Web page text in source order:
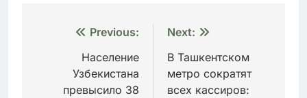
Навигация
записям
Previous:
Население
Узбекистана
превысило 38
Next:
В Ташкентском
метро сократят
всех кассиров: